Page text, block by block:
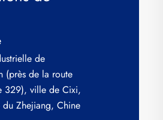
de
(près de la route
329), ville de Cixi,
du Zhejiang, Chine